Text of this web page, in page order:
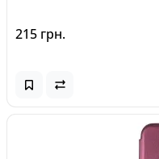
215 грн.